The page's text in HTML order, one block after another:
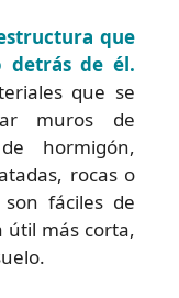
que
detrás de él.
que se
muros de
hormigón,
rocas o
fáciles de
útil más corta,